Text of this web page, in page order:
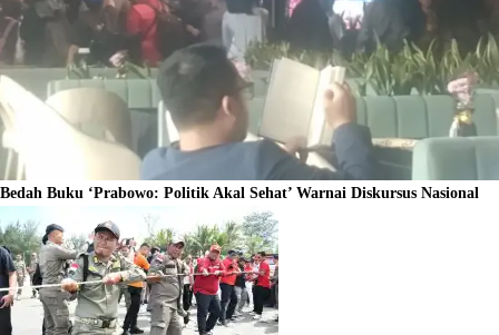
Bedah Buku ‘Prabowo: Politik Akal Sehat’ Warnai Diskursus Nasional